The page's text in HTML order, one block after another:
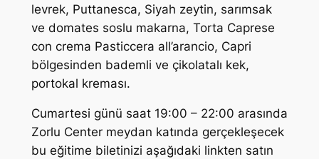
levrek, Puttanesca, Siyah zeytin, sarımsak
ve domates soslu makarna, Torta Caprese
con crema Pasticcera all’arancio, Capri
bölgesinden bademli ve çikolatalı kek,
portokal kreması.
Cumartesi günü saat 19:00 – 22:00 arasında
Zorlu Center meydan katında gerçekleşecek
bu eğitime biletinizi aşağıdaki linkten satın